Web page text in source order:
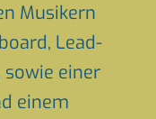
Musikern
Lead-
sowie einer
einem